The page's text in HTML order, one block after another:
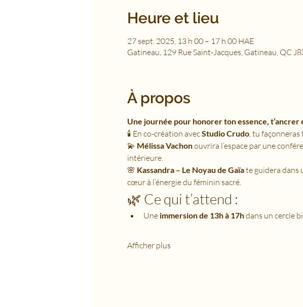
Heure et lieu
27 sept. 2025, 13 h 00 – 17 h 00 HAE
Gatineau, 129 Rue Saint-Jacques, Gatineau, QC
À propos
Une journée pour honorer ton essence,
🕯 En co-création avec Studio Crudo, tu façonneras
💫 Mélissa Vachon ouvrira l’espace par une
intérieure.
🌸 Kassandra – Le Noyau de Gaïa te guidera dans
cœur à l’énergie du féminin sacré.
🌿 Ce qui t’attend :
Une immersion de 13h à 17h dans un cercle
Afficher plus